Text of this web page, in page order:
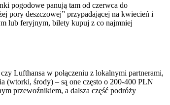
pogodowe panują tam od czerwca do
pory deszczowej” przypadającej na kwiecień i
lub feryjnym, bilety kupuj z co najmniej
Lufthansa w połączeniu z lokalnymi partnerami,
(wtorki, środy) – są one często o 200-400 PLN
przewoźnikiem, a dalsza część podróży